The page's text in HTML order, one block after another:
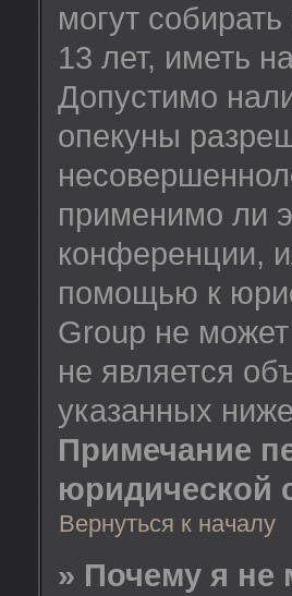
могут
13 лет, иметь
Допустимо
опекуны
применимо ли
конференции,
помощью к
Group не
не является
указанных
Примечание
юридической
Вернуться к началу
» Почему я не